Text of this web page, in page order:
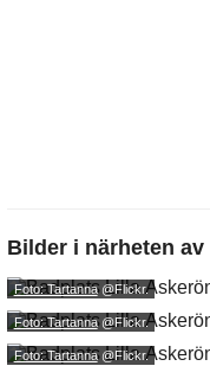
Bilder i närheten av
Foto: Tartanna@Flickr.
Foto: Tartanna@Flickr.
Foto: Tartanna@Flickr.